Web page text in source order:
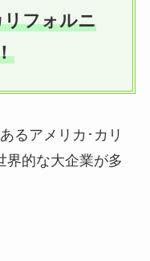
フォルニ
るアメリカ･カリ
界的な大企業が多